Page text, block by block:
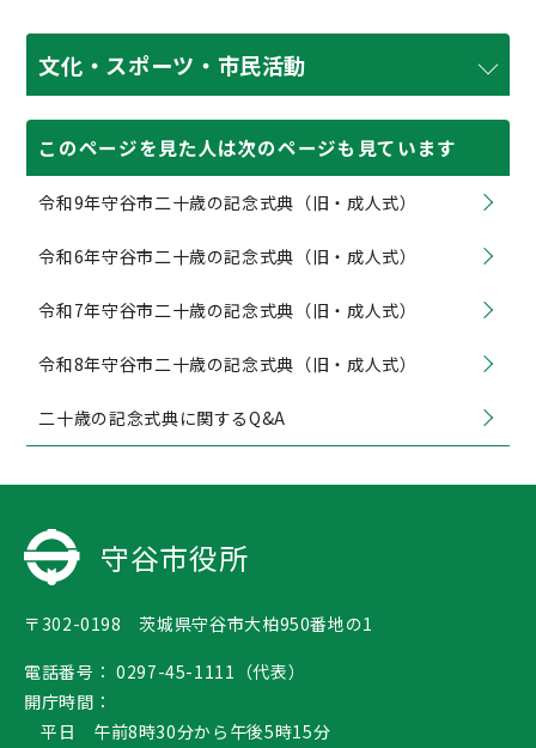
文化・スポーツ・市民活動
このページを見た人は次のページも見ています
令和9年守谷市二十歳の記念式典（旧・成人式）
令和6年守谷市二十歳の記念式典（旧・成人式）
令和7年守谷市二十歳の記念式典（旧・成人式）
令和8年守谷市二十歳の記念式典（旧・成人式）
二十歳の記念式典に関するQ&A
守谷市役所
〒302-0198 茨城県守谷市大柏950番地の1
電話番号： 0297-45-1111（代表）
開庁時間：
平日 午前8時30分から午後5時15分